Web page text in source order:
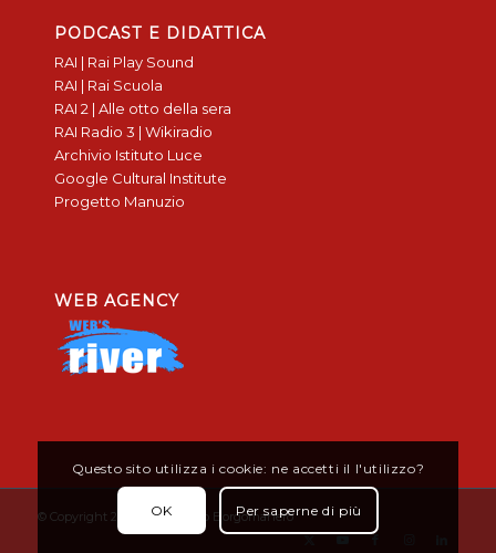
PODCAST E DIDATTICA
RAI | Rai Play Sound
RAI | Rai Scuola
RAI 2 | Alle otto della sera
RAI Radio 3 | Wikiradio
Archivio Istituto Luce
Google Cultural Institute
Progetto Manuzio
WEB AGENCY
© Copyright 2019 - Don Bosco Borgomanero
Questo sito utilizza i cookie: ne accetti il l'utilizzo?
OK Per saperne di più